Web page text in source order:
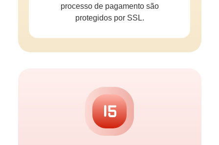
processo de pagamento são
protegidos por SSL.